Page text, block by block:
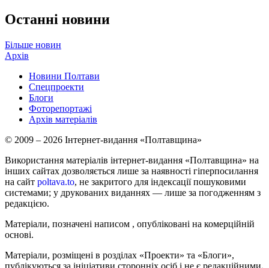
Останні новини
Більше новин
Архів
Новини Полтави
Спецпроекти
Блоги
Фоторепортажі
Архів матеріалів
© 2009 – 2026 Інтернет-видання «Полтавщина»
Використання матеріалів інтернет-видання «Полтавщина» на
інших сайтах дозволяється лише за наявності гіперпосилання
на сайт poltava.to, не закритого для індексації пошуковими
системами; у друкованих виданнях — лише за погодженням з
редакцією.
Матеріали, позначені написом , опубліковані на комерційній
основі.
Матеріали, розміщені в розділах «Проекти» та «Блоги»,
публікуються за ініціативи сторонніх осіб і не є редакційними.